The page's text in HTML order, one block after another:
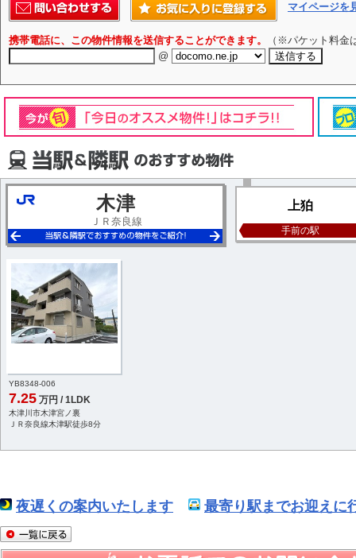
マイページを
携帯電話に、この物件情報を送信することができます。
（※パケット料金
@
木津
ＪＲ奈良線
上狛
手前の駅
YB8348-006
7.25 万円 / 1LDK
木津川市木津宮ノ裏
ＪＲ奈良線木津駅徒歩8分
夜遅くの案内いたします 最寄り駅までお迎えに